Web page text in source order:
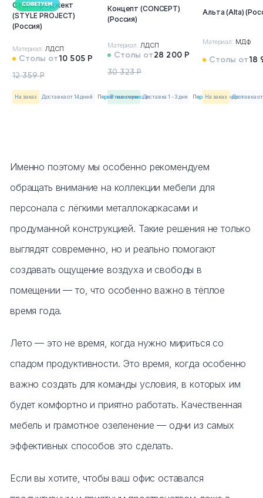
Стайл проджект
(STYLE PROJECT)
(Россия)
Материал: ЛДСП
Столы от10 505 Р
12 359 Р
На заказ Доставка от 14 дней Перейти в серию →
Концепт (CONCEPT)
(Россия)
Материал: ЛДСП
Столы от28 200 Р
30 323 Р
в наличии Доставка 1 - 3 дня Перейти в серию →
Альта (Alta)
Материал: МДФ
Столы от18
На заказ Доставка
Именно поэтому мы особенно рекомендуем
обращать внимание на коллекции мебели для
персонала с лёгкими металлокаркасами и
продуманной конструкцией. Такие решения не только
выглядят современно, но и реально помогают
создавать ощущение воздуха и свободы в
помещении — то, что особенно важно в тёплое
время года.
Лето — это не время, когда нужно мириться со
спадом продуктивности. Это время, когда особенно
важно создать для команды условия, в которых им
будет комфортно и приятно работать. Качественная
мебель и грамотное озеленение — одни из самых
эффективных способов это сделать.
Если вы хотите, чтобы ваш офис оставался